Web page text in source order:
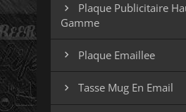

Plaque Publicitaire
Gamme
 Plaque Emaillee
 Tasse Mug En Email